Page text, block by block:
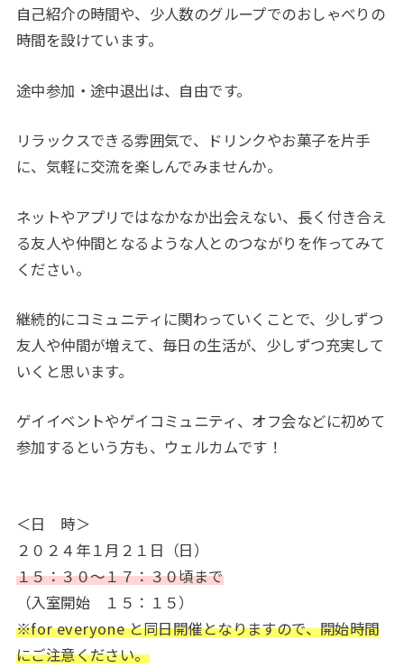
自己紹介の時間や、少人数のグループでのおしゃべりの
時間を設けています。
途中参加・途中退出は、自由です。
リラックスできる雰囲気で、ドリンクやお菓子を片手
に、気軽に交流を楽しんでみませんか。
ネットやアプリではなかなか出会えない、長く付き合え
る友人や仲間となるような人とのつながりを作ってみて
ください。
継続的にコミュニティに関わっていくことで、少しずつ
友人や仲間が増えて、毎日の生活が、少しずつ充実して
いくと思います。
ゲイイベントやゲイコミュニティ、オフ会などに初めて
参加するという方も、ウェルカムです！
＜日 時＞
２０２４年１月２１日（日）
１５：３０～１７：３０頃まで
（入室開始 １５：１５）
※for everyone と同日開催となりますので、開始時間
にご注意ください。